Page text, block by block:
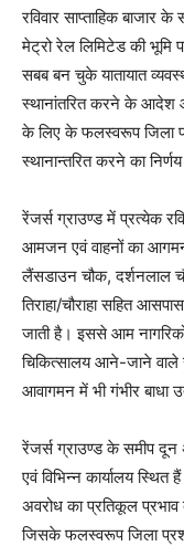
रविवार साप्ताहिक
मेट्रो रेल लिमिटेड की भूमि
सबब बन चुके यातायात
स्थानांतरित करने के आदेश
के लिए के फलस्वरूप जिला
स्थानान्तरित करने का
रेंजर्स ग्राउण्ड में प्रत्येक
आमजन एवं वाहनों का आगमन
लैंसडाउन चौक, दर्शनलाल
तिराहा/चौराहा सहित
जाती है। इससे आम
चिकित्सालय आने-जाने वाले
आवागमन में भी गंभीर बाधा
रेंजर्स ग्राउण्ड के समीप दून
एवं विभिन्न कार्यालय स्थित
अवरोध का प्रतिकूल प्रभाव
जिसके फलस्वरूप जिला